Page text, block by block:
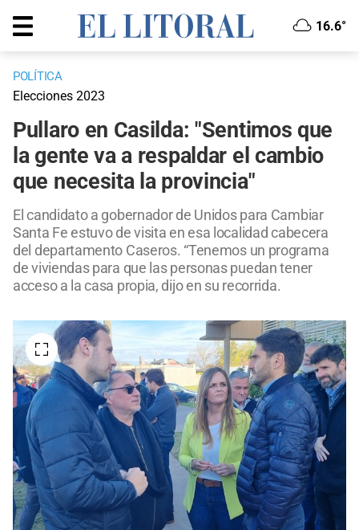
16.6°
POLÍTICA
Elecciones 2023
Pullaro en Casilda: "Sentimos que
la gente va a respaldar el cambio
que necesita la provincia"
El candidato a gobernador de Unidos para Cambiar
Santa Fe estuvo de visita en esa localidad cabecera
del departamento Caseros. “Tenemos un programa
de viviendas para que las personas puedan tener
acceso a la casa propia, dijo en su recorrida.